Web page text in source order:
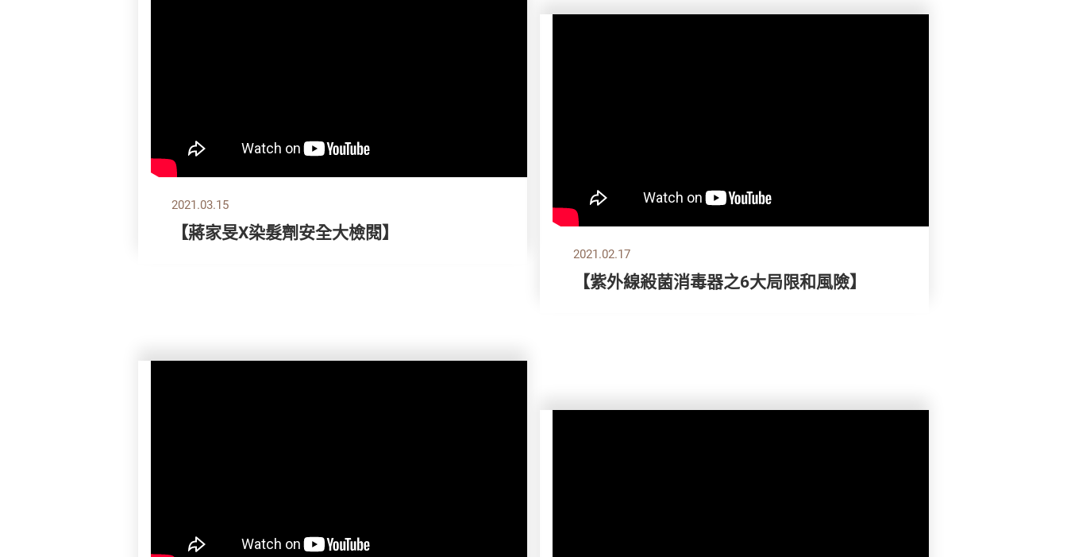
2021.03.15
【蔣家旻X染髮劑安全大檢閱】
2021.02.17
【紫外線殺菌消毒器之6大局限和風險】